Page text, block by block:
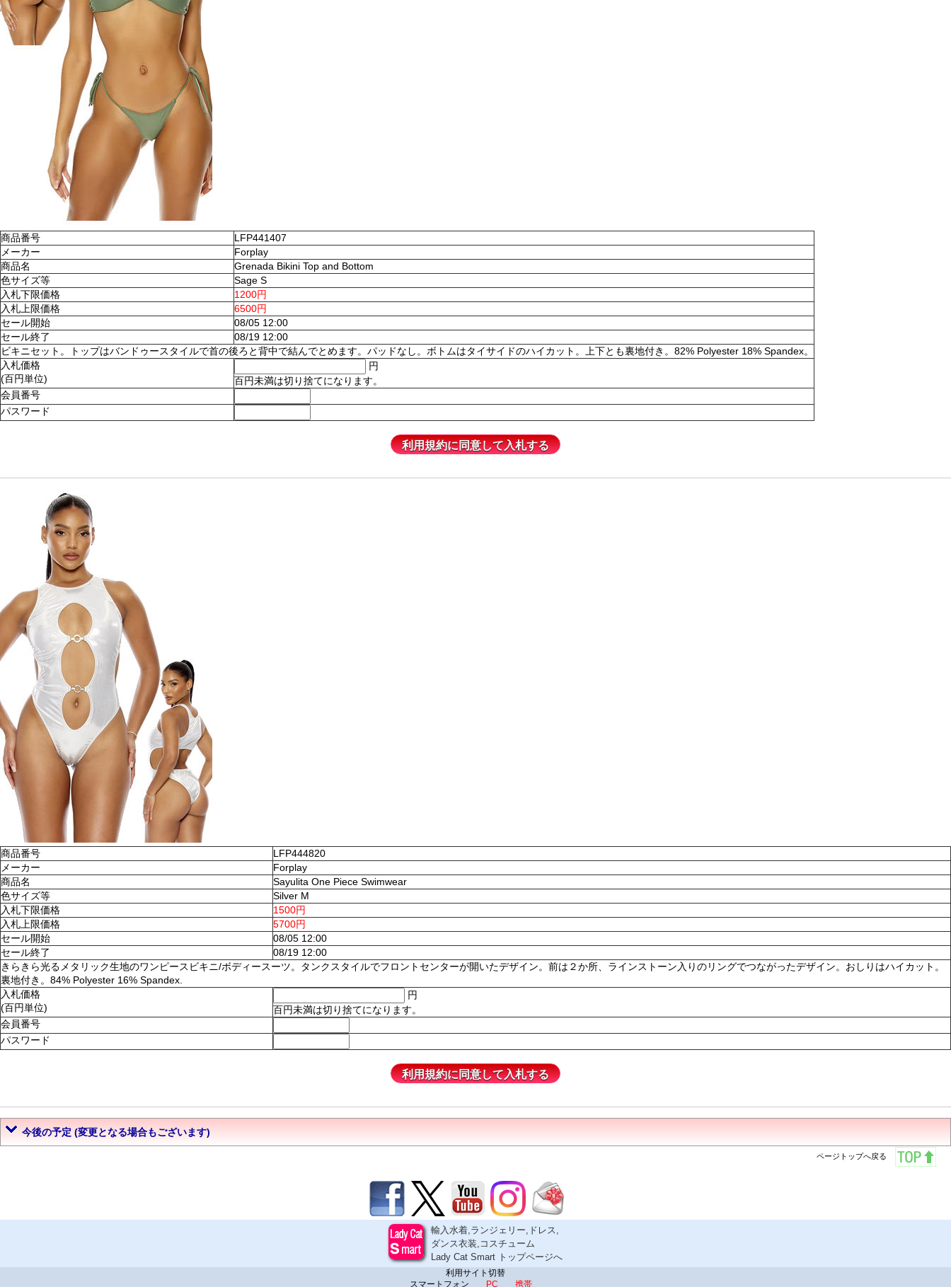
商品番号
LFP441407
メーカー
Forplay
商品名
Grenada Bikini Top and Bottom
色サイズ等
Sage S
入札下限価格
1200円
入札上限価格
6500円
セール開始
08/05 12:00
セール終了
08/19 12:00
ビキニセット。トップはバンドゥースタイルで首の後ろと背中で結んでとめます。パッドなし。ボトムはタイサイドのハイカット。上下とも裏地付き。82% Polyester 18% Spandex。
入札価格
(百円単位)
円
百円未満は切り捨てになります。
会員番号
パスワード
商品番号
LFP444820
メーカー
Forplay
商品名
Sayulita One Piece Swimwear
色サイズ等
Silver M
入札下限価格
1500円
入札上限価格
5700円
セール開始
08/05 12:00
セール終了
08/19 12:00
きらきら光るメタリック生地のワンピースビキニ/ボディースーツ。タンクスタイルでフロントセンターが開いたデザイン。前は２か所、ラインストーン入りのリングでつながったデザイン。おしりはハイカット。
裏地付き。84% Polyester 16% Spandex.
入札価格
(百円単位)
円
百円未満は切り捨てになります。
会員番号
パスワード
今後の予定 (変更となる場合もございます)
ページトップへ戻る
輸入水着,ランジェリー,ドレス,
ダンス衣装,コスチューム
Lady Cat Smart トップページへ
利用サイト切替
スマートフォン
PC 携帯